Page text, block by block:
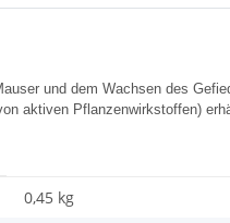
und dem Wachsen des
aktiven Pflanzenwirkstoffen)
0,45 kg